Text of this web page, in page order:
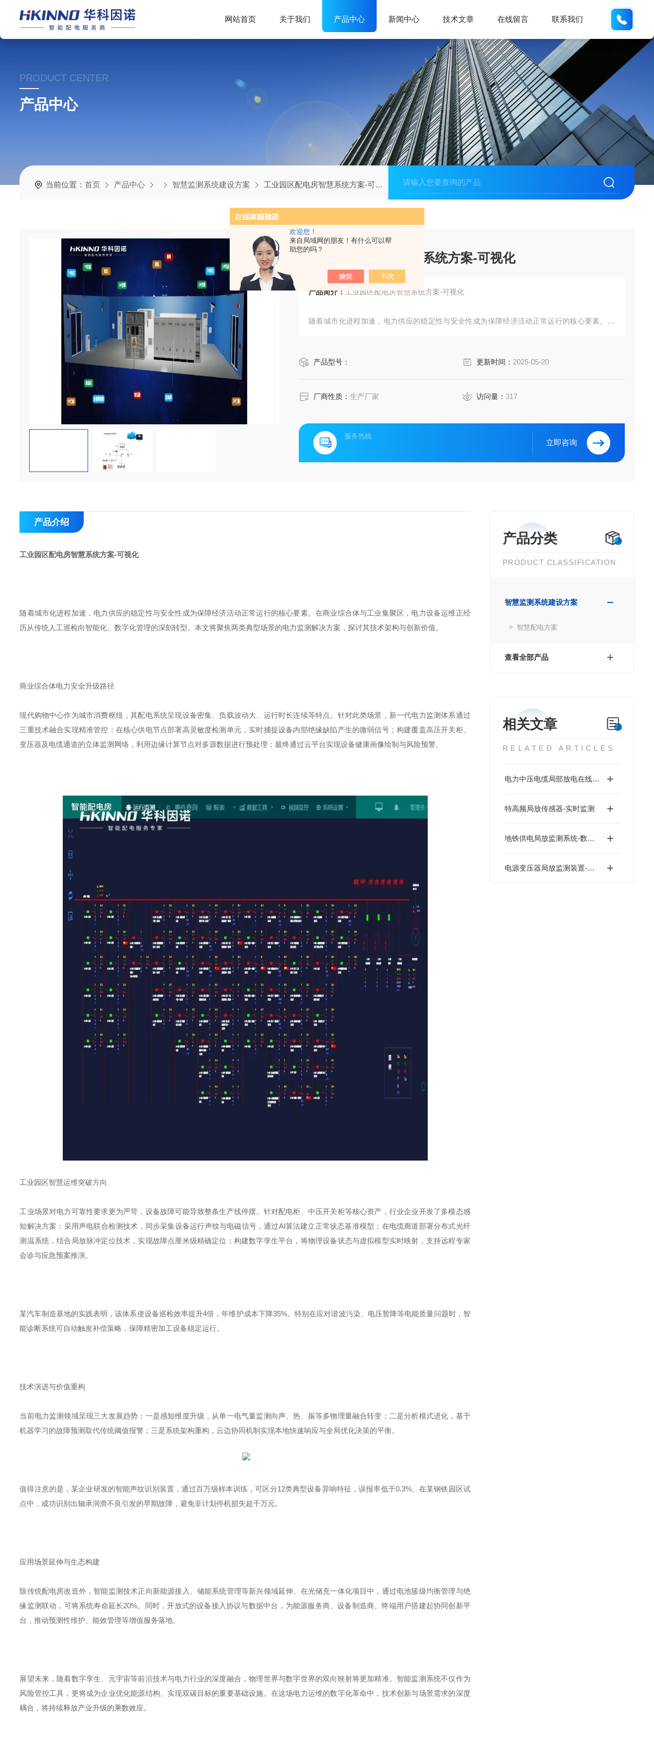
欢迎您！
来自局域网的朋友！有什么可以帮
助您的吗？
网站首页 关于我们 产品中心 新闻中心 技术文章 在线留言 联系我们
PRODUCT CENTER
产品中心
当前位置：首页 产品中心 智慧监测系统建设方案 工业园区配电房智慧系统方案-可视化
工业园区配电房智慧系统方案-可视化
产品简介： 工业园区配电房智慧系统方案-可视化
随着城市化进程加速，电力供应的稳定性与安全性成为保障经济活动正常运行的核心要素。在
产品型号：
更新时间： 2025-05-20
厂商性质：生产厂家 访问量： 317
服务热线
立即咨询
产品分类
PRODUCT CLASSIFICATION
智慧监测系统建设方案
智慧配电方案
查看全部产品
相关文章
RELATED ARTICLES
电力中压电缆局部放电在线监测传感器-易装型
特高频局放传感器-实时监测
地铁供电局放监测系统-数字运维
电源变压器局放监测装置-易装型
产品介绍
工业园区配电房智慧系统方案-可视化
随着城市化进程加速，电力供应的稳定性与安全性成为保障经济活动正常运行的核心要素。在商业综合体与工业集聚区，电力设备运维正经
历从传统人工巡检向智能化、数字化管理的深刻转型。本文将聚焦两类典型场景的电力监测解决方案，探讨其技术架构与创新价值。
商业综合体电力安全升级路径
现代购物中心作为城市消费枢纽，其配电系统呈现设备密集、负载波动大、运行时长连续等特点。针对此类场景，新一代电力监测体系通过
三重技术融合实现精准管控：在核心供电节点部署高灵敏度检测单元，实时捕捉设备内部绝缘缺陷产生的微弱信号；构建覆盖高压开关柜、
变压器及电缆通道的立体监测网络，利用边缘计算节点对多源数据进行预处理；最终通过云平台实现设备健康画像绘制与风险预警。
工业园区智慧运维突破方向
工业场景对电力可靠性要求更为严苛，设备故障可能导致整条生产线停摆。针对配电柜、中压开关柜等核心资产，行业企业开发了多模态感
知解决方案：采用声电联合检测技术，同步采集设备运行声纹与电磁信号，通过AI算法建立正常状态基准模型；在电缆廊道部署分布式光纤
测温系统，结合局放脉冲定位技术，实现故障点厘米级精确定位；构建数字孪生平台，将物理设备状态与虚拟模型实时映射，支持远程专家
会诊与应急预案推演。
某汽车制造基地的实践表明，该体系使设备巡检效率提升4倍，年维护成本下降35%。特别在应对谐波污染、电压暂降等电能质量问题时，智
能诊断系统可自动触发补偿策略，保障精密加工设备稳定运行。
技术演进与价值重构
当前电力监测领域呈现三大发展趋势：一是感知维度升级，从单一电气量监测向声、热、振等多物理量融合转变；二是分析模式进化，基于
机器学习的故障预测取代传统阈值报警；三是系统架构重构，云边协同机制实现本地快速响应与全局优化决策的平衡。
值得注意的是，某企业研发的智能声纹识别装置，通过百万级样本训练，可区分12类典型设备异响特征，误报率低于0.3%。在某钢铁园区试
点中，成功识别出轴承润滑不良引发的早期故障，避免非计划停机损失超千万元。
应用场景延伸与生态构建
除传统配电房改造外，智能监测技术正向新能源接入、储能系统管理等新兴领域延伸。在光储充一体化项目中，通过电池簇级均衡管理与绝
缘监测联动，可将系统寿命延长20%。同时，开放式的设备接入协议与数据中台，为能源服务商、设备制造商、终端用户搭建起协同创新平
台，推动预测性维护、能效管理等增值服务落地。
展望未来，随着数字孪生、元宇宙等前沿技术与电力行业的深度融合，物理世界与数字世界的双向映射将更加精准。智能监测系统不仅作为
风险管控工具，更将成为企业优化能源结构、实现双碳目标的重要基础设施。在这场电力运维的数字化革命中，技术创新与场景需求的深度
耦合，将持续释放产业升级的乘数效应。